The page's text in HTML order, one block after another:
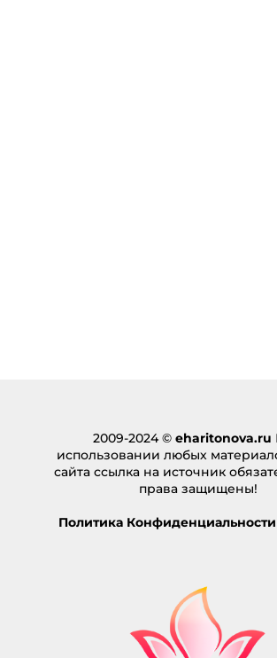
2009-2024 © eharitonova.ru
использовании любых
сайта ссылка на источник
права защищены!
Политика Конфиденциальности